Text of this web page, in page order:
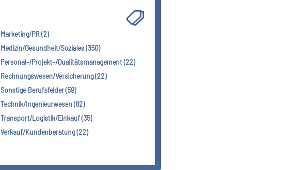
Marketing/PR (2)
Medizin/Gesundheit/Soziales (350)
Personal-/Projekt-/Qualitätsmanagement (22)
Rechnungswesen/Versicherung (22)
Sonstige Berufsfelder (59)
Technik/Ingenieurwesen (82)
Transport/Logistik/Einkauf (35)
Verkauf/Kundenberatung (22)